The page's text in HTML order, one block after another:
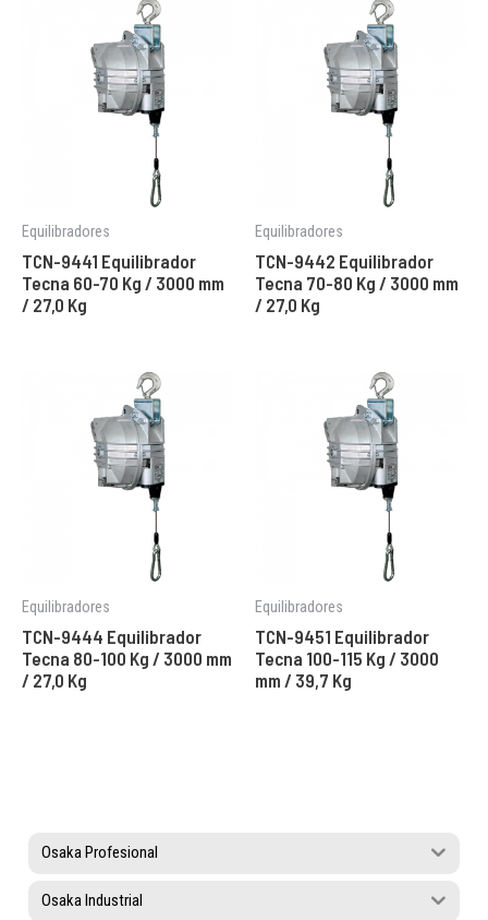
Equilibradores
TCN-9441 Equilibrador
Tecna 60-70 Kg / 3000 mm
/ 27,0 Kg
Equilibradores
TCN-9442 Equilibrador
Tecna 70-80 Kg / 3000 mm
/ 27,0 Kg
Equilibradores
TCN-9444 Equilibrador
Tecna 80-100 Kg / 3000 mm
/ 27,0 Kg
Equilibradores
TCN-9451 Equilibrador
Tecna 100-115 Kg / 3000
mm / 39,7 Kg
Osaka Profesional
Osaka Industrial